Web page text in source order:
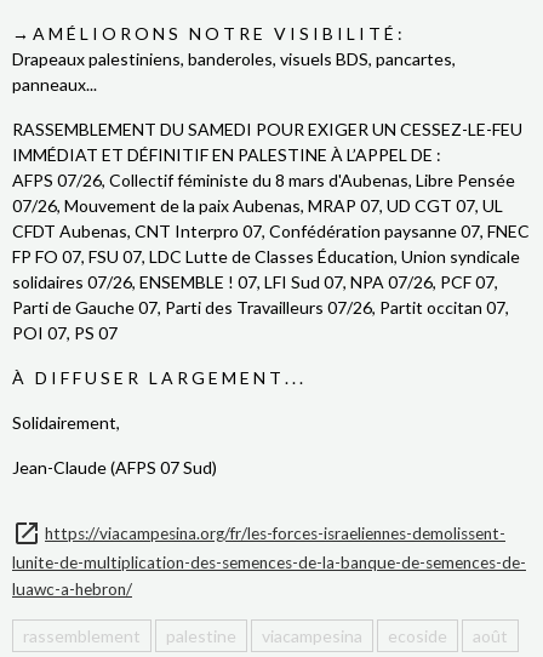
→ A M É L I O R O N S N O T R E V I S I B I L I T É :
Drapeaux palestiniens, banderoles, visuels BDS, pancartes,
panneaux...
RASSEMBLEMENT DU SAMEDI POUR EXIGER UN CESSEZ-LE-FEU
IMMÉDIAT ET DÉFINITIF EN PALESTINE À L’APPEL DE :
AFPS 07/26, Collectif féministe du 8 mars d'Aubenas, Libre Pensée
07/26, Mouvement de la paix Aubenas, MRAP 07, UD CGT 07, UL
CFDT Aubenas, CNT Interpro 07, Confédération paysanne 07, FNEC
FP FO 07, FSU 07, LDC Lutte de Classes Éducation, Union syndicale
solidaires 07/26, ENSEMBLE ! 07, LFI Sud 07, NPA 07/26, PCF 07,
Parti de Gauche 07, Parti des Travailleurs 07/26, Partit occitan 07,
POI 07, PS 07
À D I F F U S E R L A R G E M E N T . . .
Solidairement,
Jean-Claude (AFPS 07 Sud)
https://viacampesina.org/fr/les-forces-israeliennes-demolissent-
lunite-de-multiplication-des-semences-de-la-banque-de-semences-de-
luawc-a-hebron/
rassemblement palestine viacampesina ecoside août